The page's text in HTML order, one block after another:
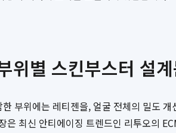
위별 스킨부스터 설
부위에는 레티젠을, 얼굴 전체의 밀도
최신 안티에이징 트렌드인 리투오의